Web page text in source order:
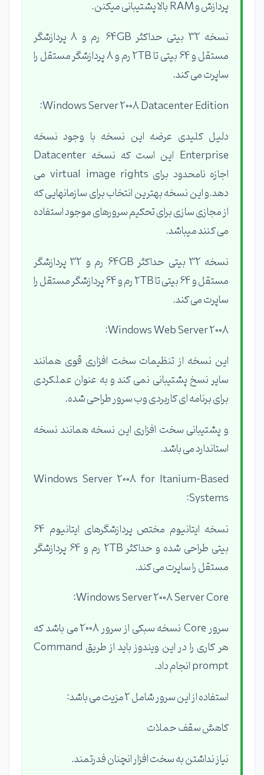
پردازش و RAM بالا پشتیبانی میکنن.
نسخه 32 بیتی حداکثر 64GB رم و 8 پردازشگر
مستقل و 64 بیتی تا 2TB رم و 8 پردازشگر مستقل را
ساپرت می کند.
Windows Server 2008 Datacenter Edition:
دلیل کلیدی عرضه این نسخه با وجود نسخه
Enterprise این است که نسخه Datacenter
اجازه نامحدود برای virtual image rights می
دهد.و این نسخه بهترین انتخاب برای سازمانهایی که
از مجازی سازی برای تحکیم سرورهای موجود استفاده
می کنند میباشد.
نسخه 32 بیتی حداکثر 64GB رم و 32 پردازشگر
مستقل و 64 بیتی تا 2TB رم و 64 پردازشگر مستقل را
ساپرت می کند.
Windows Web Server 2008:
این نسخه از تنظیمات سخت افزاری قوی همانند
سایر نسخ پشتیبانی نمی کند و به عنوان عملکردی
برای برنامه ای کاربردی وب سرور طراحی شده.
و پشتیبانی سخت افزاری این نسخه همانند نسخه
استاندارد می باشد.
Windows Server 2008 for Itanium-Based
Systems:
نسخه ایتانیوم مختص پردازشگرهای ایتانیوم 64
بیتی طراحی شده و حداکثر 2TB رم و 64 پردازشگر
مستقل را ساپرت می کند.
Windows Server 2008 Server Core:
سرور Core نسخه سبکی از سرور 2008 می باشد که
هر کاری را در این ویندوز باید از طریق Command
prompt انجام داد.
استفاده از این سرور شامل 2 مزیت می باشد:
کاهش سقف حملات
نیاز نداشتن به سخت افزار انچنان فدرتمند.